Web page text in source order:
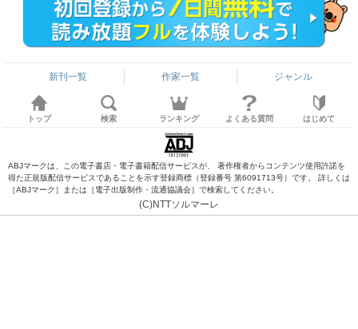
新刊一覧 作家一覧 ジャンル
トップ 検索 ランキング よくある質問 はじめて
ABJマークは、この電子書店・電子書籍配信サービスが、 著作権者からコンテンツ使用許諾を
得た正規版配信サービスであることを示す登録商標（登録番号 第6091713号）です。 詳しくは
［ABJマーク］または［電子出版制作・流通協議会］で検索してください。
(C)NTTソルマーレ